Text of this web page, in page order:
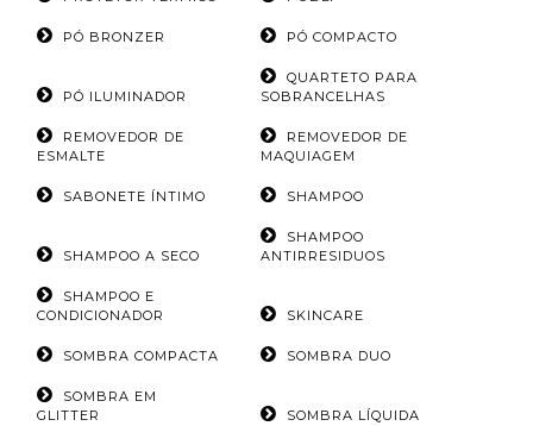
PÓ BRONZER PÓ COMPACTO
PÓ ILUMINADOR
QUARTETO PARA
SOBRANCELHAS
REMOVEDOR DE
ESMALTE
REMOVEDOR DE
MAQUIAGEM
SABONETE ÍNTIMO SHAMPOO
SHAMPOO A SECO
SHAMPOO
ANTIRRESIDUOS
SHAMPOO E
CONDICIONADOR
SKINCARE
SOMBRA COMPACTA SOMBRA DUO
SOMBRA EM
GLITTER
SOMBRA LÍQUIDA